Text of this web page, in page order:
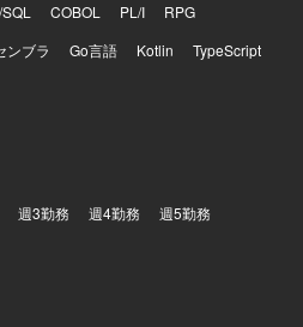
COBOL PL/I
RPG
ンブラ Go言語 Kotlin
TypeScript
週3勤務 週4勤務 週5勤務